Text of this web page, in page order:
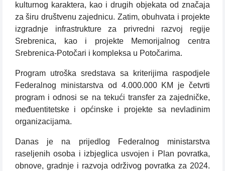
kulturnog karaktera, kao i drugih objekata od značaja
za širu društvenu zajednicu. Zatim, obuhvata i projekte
izgradnje infrastrukture za privredni razvoj regije
Srebrenica, kao i projekte Memorijalnog centra
Srebrenica-Potočari i kompleksa u Potočarima.
Program utroška sredstava sa kriterijima raspodjele
Federalnog ministarstva od 4.000.000 KM je četvrti
program i odnosi se na tekući transfer za zajedničke,
međuentitetske i općinske i projekte sa nevladinim
organizacijama.
Danas je na prijedlog Federalnog ministarstva
raseljenih osoba i izbjeglica usvojen i Plan povratka,
obnove, gradnje i razvoja održivog povratka za 2024.